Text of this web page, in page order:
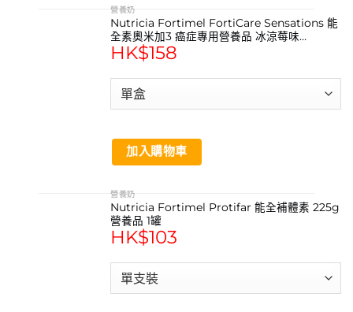
營養奶
Nutricia Fortimel FortiCare Sensations 能
全素奧米加3 癌症專用營養品 冰涼莓味
(125ml*4支)
HK$158
加入購物車
營養奶
Nutricia Fortimel Protifar 能全補體素 225g
營養品 1罐
HK$103